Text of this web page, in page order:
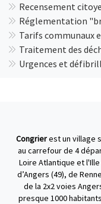
Réglementation
Tarifs communaux
Traitement des
Urgences et
Congrierest un village
au carrefour de 4
Loire Atlantique et l'Ille
d’Angers (49), de
de la 2x2 voies
presque 1000